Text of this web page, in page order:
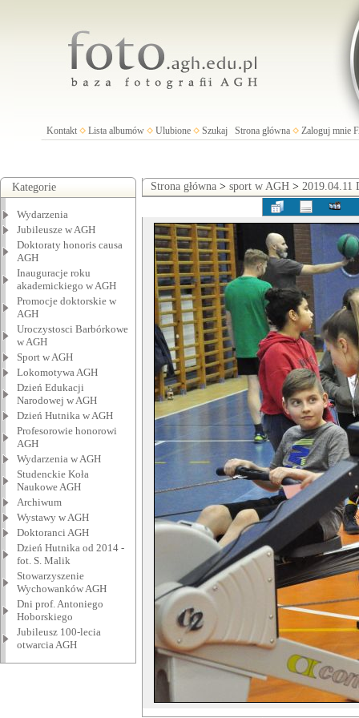
Kontakt Lista albumów Ulubione Szukaj Strona główna Zaloguj mnie
Kategorie
Wydarzenia
Jubileusze w AGH
Doktoraty honoris causa
AGH
Inauguracje roku
akademickiego w AGH
Promocje doktorskie w
AGH
Uroczystosci Barbórkowe
w AGH
Sport w AGH
Lokomotywa AGH
Dzień Edukacji
Narodowej w AGH
Dzień Hutnika w AGH
Profesorowie honorowi
AGH
Wydarzenia w AGH
Studenckie Koła
Naukowe AGH
Archiwum
Wystawy w AGH
Doktoranci AGH
Dzień Hutnika od 2014 -
fot. S. Malik
Stowarzyszenie
Wychowanków AGH
Dni prof. Antoniego
Hoborskiego
Jubileusz 100-lecia
otwarcia AGH
Strona główna > sport w AGH > 2019.04.11